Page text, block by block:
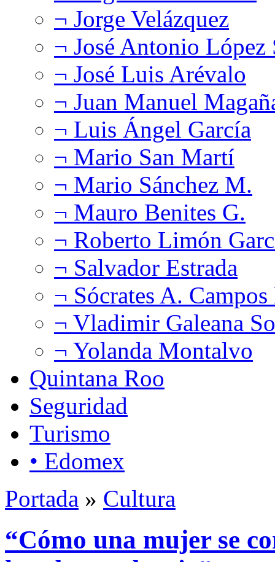
¬ Jorge Velázquez
¬ José Antonio López
¬ José Luis Arévalo
¬ Juan Manuel
¬ Luis Ángel García
¬ Mario San Martí
¬ Mario Sánchez M.
¬ Mauro Benites G.
¬ Roberto Limón
¬ Salvador Estrada
¬ Sócrates A.
¬ Vladimir Galeana
¬ Yolanda Montalvo
Quintana Roo
Seguridad
Turismo
• Edomex
Portada » Cultura
“Cómo una mujer se